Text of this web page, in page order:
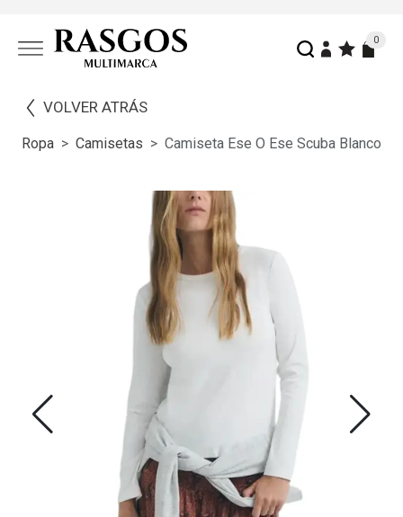
0
VOLVER ATRÁS
Ropa Camisetas Camiseta Ese O Ese Scuba Blanco